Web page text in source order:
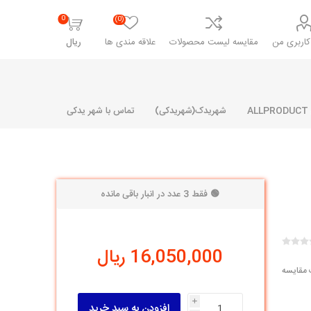
من مقایسه لیست محصولات علاقه مندی ها
(0)
0
ریال
مشترک رنو و ال 90
تخصصی ال 90 ( وانت )
شهریدک(شهریدکی) تماس با شهر یدکی
مقایسه
🟢 فقط 3 عدد در انبار باقی مانده
16,050,000 ریال
i